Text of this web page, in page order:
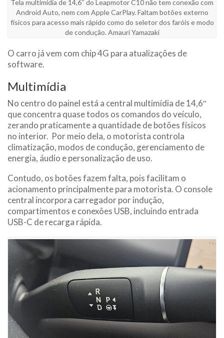
Tela multimídia de 14,6″ do Leapmotor C10 não tem conexão com
Android Auto, nem com Apple CarPlay. Faltam botões externo
físicos para acesso mais rápido como do seletor dos faróis e modo
de condução. Amauri Yamazaki
O carro já vem com chip 4G para atualizações de
software.
Multimídia
No centro do painel está a central multimídia de 14,6″
que concentra quase todos os comandos do veículo,
zerando praticamente a quantidade de botões físicos
no interior. Por meio dela, o motorista controla
climatização, modos de condução, gerenciamento de
energia, áudio e personalização de uso.
Contudo, os botões fazem falta, pois facilitam o
acionamento principalmente para motorista. O console
central incorpora carregador por indução,
compartimentos e conexões USB, incluindo entrada
USB-C de recarga rápida.